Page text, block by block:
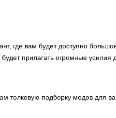
где вам будет доступно
прилагать огромные усилия
толковую подборку модов для